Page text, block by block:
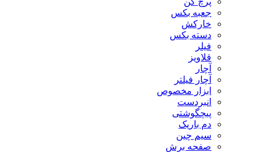
جعبه بکس
خارکش
دسته بکس
فیلر
قلاویز
آچار
آچار فیلتر
ابزار مخصوص
انبردست
پیچگوشتی
دم باریک
سیم چین
صفحه برش